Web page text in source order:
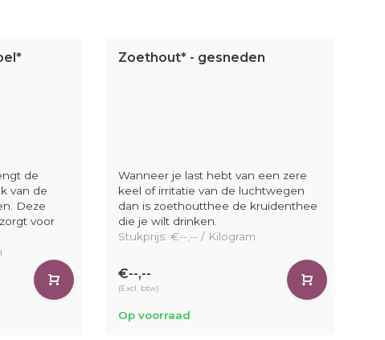
de
van de
Deze
voor
Zoethout* - gesneden
Wanneer je last hebt van een zere
keel of irritatie van de luchtwegen
dan is zoethoutthee de kruidenthee
die je wilt drinken.
Stukprijs: €--,-- / Kilogram
€--,--
(Excl. btw)
Op voorraad